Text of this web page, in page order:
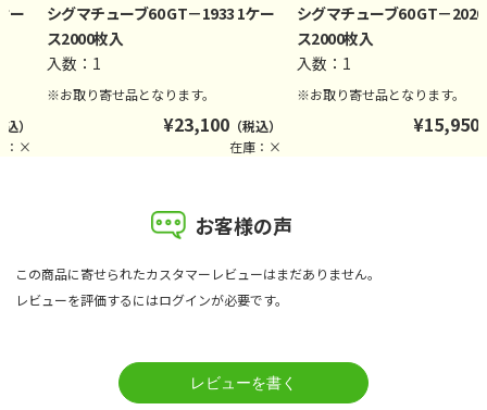
ー
）
：×
シグマチューブ60 GT－1933 1ケー
ス2000枚入
入数：1
※お取り寄せ品となります。
¥23,100 （税込）
在庫：×
シグマチューブ60 GT－
ス2000枚入
入数：1
※お取り寄せ品となります。
¥15,950
お客様の声
この商品に寄せられたカスタマーレビューはまだありません。
レビューを評価するにはログインが必要です。